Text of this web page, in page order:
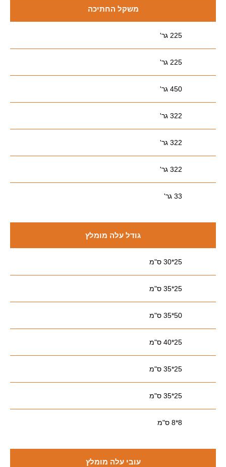
משקל החתיכה
225 גר'
225 גר'
450 גר'
322 גר'
322 גר'
322 גר'
33 גר'
גודל עלה מומלץ
25*30 ס"מ
25*35 ס"מ
50*35 ס"מ
25*40 ס"מ
25*35 ס"מ
25*35 ס"מ
8*8 ס"מ
עובי עלה מומלץ